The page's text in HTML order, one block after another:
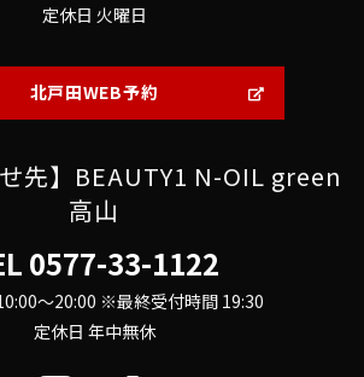
定休日 火曜日
北戸田WEB予約
せ先】BEAUTY1 N-OIL green
高山
0577-33-1122
～20:00 ※最終受付時間 19:30
定休日 年中無休